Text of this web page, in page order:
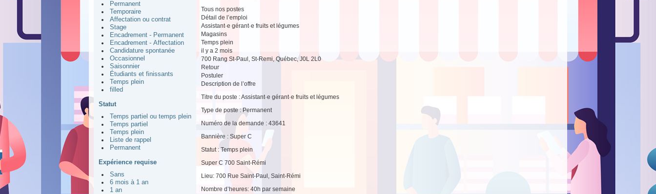
Permanent
Temporaire
Affectation ou contrat
Stage
Encadrement - Permanent
Encadrement - Affectation
Candidature spontanée
Occasionnel
Saisonnier
Étudiants et finissants
Temps plein
filled
Statut
Temps partiel ou temps plein
Temps partiel
Temps plein
Liste de rappel
Permanent
Expérience requise
Sans
6 mois à 1 an
1 an
Tous nos postes
Détail de l’emploi
Assistant·e gérant·e fruits et légumes
Magasins
Temps plein
il y a 2 mois
700 Rang St-Paul, St-Remi, Québec, J0L 2L0
Retour
Postuler
Description de l’offre
Titre du poste : Assistant·e gérant·e fruits et légumes
Type de poste : Permanent
Numéro de la demande : 43641
Bannière : Super C
Statut : Temps plein
Super C 700 Saint-Rémi
Lieu: 700 Rue Saint-Paul, Saint-Rémi
Nombre d’heures: 40h par semaine